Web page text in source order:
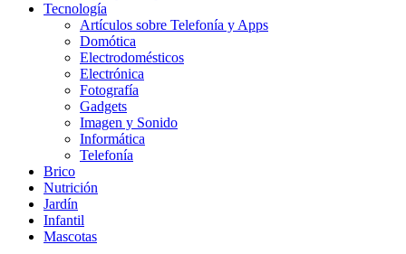
Tecnología
Artículos sobre Telefonía y Apps
Domótica
Electrodomésticos
Electrónica
Fotografía
Gadgets
Imagen y Sonido
Informática
Telefonía
Brico
Nutrición
Jardín
Infantil
Mascotas